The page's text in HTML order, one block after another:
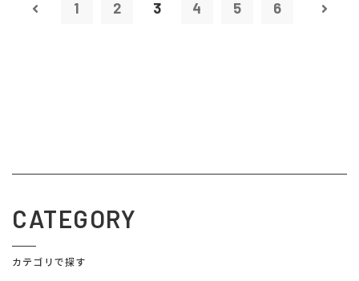
1 2 3 4 5 6
CATEGORY
カテゴリで探す